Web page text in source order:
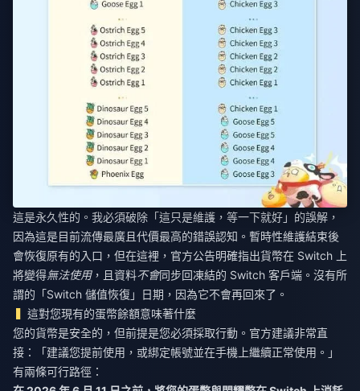
這是永久性的。我必須破除「這只是維護，等一下就好」的誤解，
因為這是目前流傳最廣且代價最高的錯誤認知。暫時性維護結束後
會恢復原有的入口，但在這裡，官方公告明確指出貨幣在 Switch 上
將變得無法使用，且資料不會同步回凍結的 Switch 客戶端。沒有所
謂的「Switch 儲值恢復」日期，因為它不會再回來了。
這對您現有的蛋幣餘額意味著什麼
您的貨幣是安全的，但前提是您必須採取行動。官方建議非常直
接：「建議您提前使用，或綁定帳號並在手機上繼續正常使用。」
有兩條可行路徑：